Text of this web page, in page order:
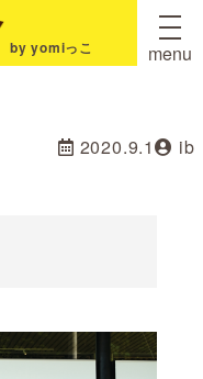
by yomiっこ menu
2020.9.1 ib